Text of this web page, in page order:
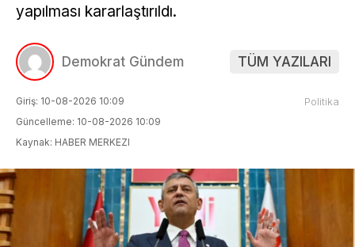
yapılması kararlaştırıldı.
Demokrat Gündem TÜM YAZILARI
Giriş: 10-08-2026 10:09
Güncelleme: 10-08-2026 10:09
Kaynak: HABER MERKEZI
Politika